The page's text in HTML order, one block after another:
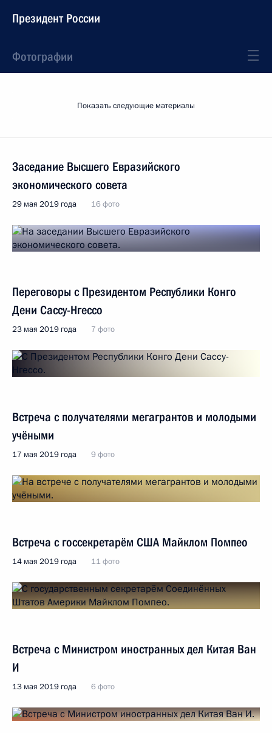
Президент России
Фотографии
Показать следующие материалы
Заседание Высшего Евразийского
экономического совета
29 мая 2019 года 16 фото
Переговоры с Президентом Республики Конго
Дени Сассу-Нгессо
23 мая 2019 года 7 фото
Встреча с получателями мегагрантов и молодыми
учёными
17 мая 2019 года 9 фото
Встреча с госсекретарём США Майклом Помпео
14 мая 2019 года 11 фото
Встреча с Министром иностранных дел Китая Ван
И
13 мая 2019 года 6 фото